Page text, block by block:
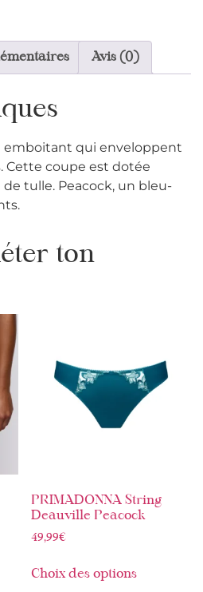
Avis (0)
emboitant qui enveloppent
Cette coupe est dotée
tulle. Peacock, un bleu-
ton
PRIMADONNA String
Deauville Peacock
49,99€
Choix des options